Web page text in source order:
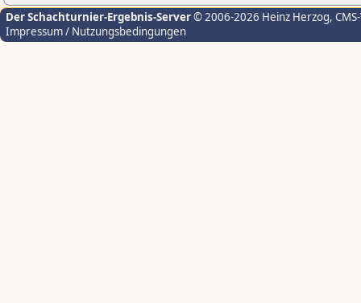
Der Schachturnier-Ergebnis-Server© 2006-2026 Heinz Herzog,
Impressum / Nutzungsbedingungen